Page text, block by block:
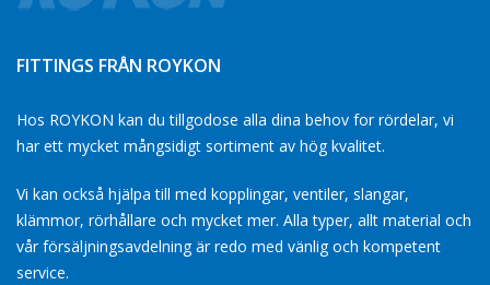
FITTINGS FRÅN ROYKON
Hos ROYKON kan du tillgodose alla dina behov for rördelar, vi
har ett mycket mångsidigt sortiment av hög kvalitet.
Vi kan också hjälpa till med kopplingar, ventiler, slangar,
klämmor, rörhållare och mycket mer. Alla typer, allt material och
vår försäljningsavdelning är redo med vänlig och kompetent
service.